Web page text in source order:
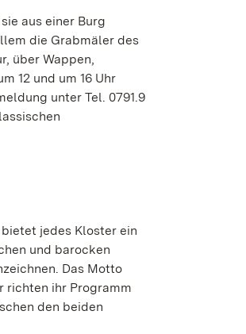
aus einer Burg
die Grabmäler des
über Wappen,
12 und um 16 Uhr
unter Tel. 0791.9
jedes Kloster ein
und barocken
Das Motto
richten ihr Programm
den beiden